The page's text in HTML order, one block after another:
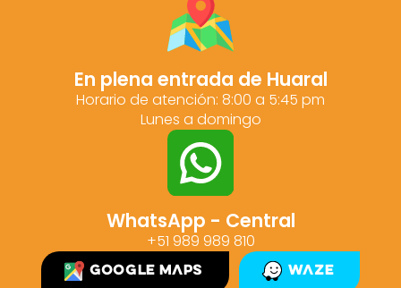
En plena entrada de Huaral
Horario de atención: 8:00 a 5:45 pm
Lunes a domingo
WhatsApp - Central
+51 989 989 810
Google Maps Waze